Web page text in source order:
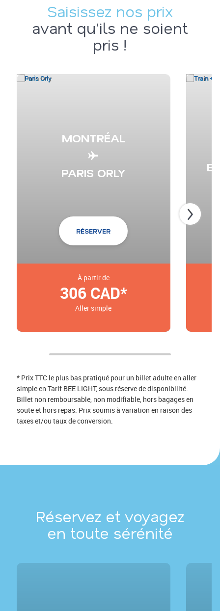
Saisissez nos prix
avant qu'ils ne soient
pris !
MONTRÉAL
PARIS ORLY
RÉSERVER
À partir de
306 CAD*
Aller simple
* Prix TTC le plus bas pratiqué pour un billet adulte en aller
simple en Tarif BEE LIGHT, sous réserve de disponibilité.
Billet non remboursable, non modifiable, hors bagages en
soute et hors repas. Prix soumis à variation en raison des
taxes et/ou taux de conversion.
Réservez et voyagez
en toute sérénité